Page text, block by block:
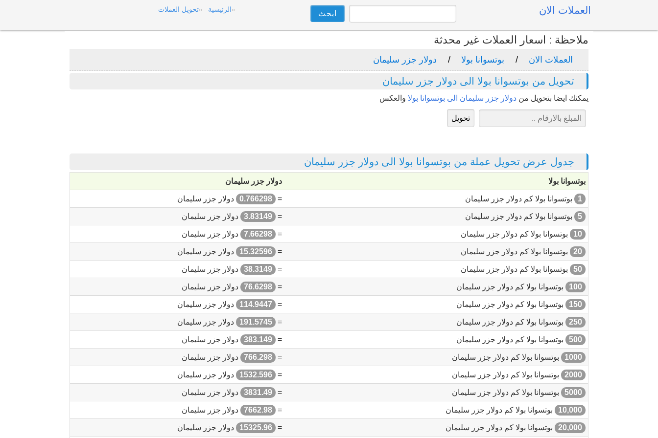
العملات الان الرئيسية تحويل العملات
ملاحظة : اسعار العملات غير محدثة
العملات الان بوتسوانا بولا دولار جزر سليمان
تحويل من بوتسوانا بولا الى دولار جزر سليمان
يمكنك ايضا بتحويل من دولار جزر سليمان الى بوتسوانا بولا والعكس
جدول عرض تحويل عملة من بوتسوانا بولا الى دولار جزر سليمان
بوتسوانا بولا دولار جزر سليمان
1 بوتسوانا بولا كم دولار جزر سليمان =
0.766298 دولار جزر سليمان
5 بوتسوانا بولا كم دولار جزر سليمان =
3.83149 دولار جزر سليمان
10 بوتسوانا بولا كم دولار جزر سليمان =
7.66298 دولار جزر سليمان
20 بوتسوانا بولا كم دولار جزر سليمان =
15.32596 دولار جزر سليمان
50 بوتسوانا بولا كم دولار جزر سليمان =
38.3149 دولار جزر سليمان
100 بوتسوانا بولا كم دولار جزر سليمان =
76.6298 دولار جزر سليمان
150 بوتسوانا بولا كم دولار جزر سليمان =
114.9447 دولار جزر سليمان
250 بوتسوانا بولا كم دولار جزر سليمان =
191.5745 دولار جزر سليمان
500 بوتسوانا بولا كم دولار جزر سليمان =
383.149 دولار جزر سليمان
1000 بوتسوانا بولا كم دولار جزر سليمان =
766.298 دولار جزر سليمان
2000 بوتسوانا بولا كم دولار جزر سليمان =
1532.596 دولار جزر سليمان
5000 بوتسوانا بولا كم دولار جزر سليمان =
3831.49 دولار جزر سليمان
10,000 بوتسوانا بولا كم دولار جزر سليمان =
7662.98 دولار جزر سليمان
20,000 بوتسوانا بولا كم دولار جزر سليمان =
15325.96 دولار جزر سليمان